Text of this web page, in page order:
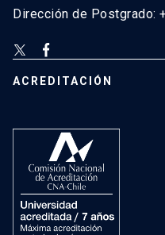
Dirección de Postgrado:
ACREDITACIÓN